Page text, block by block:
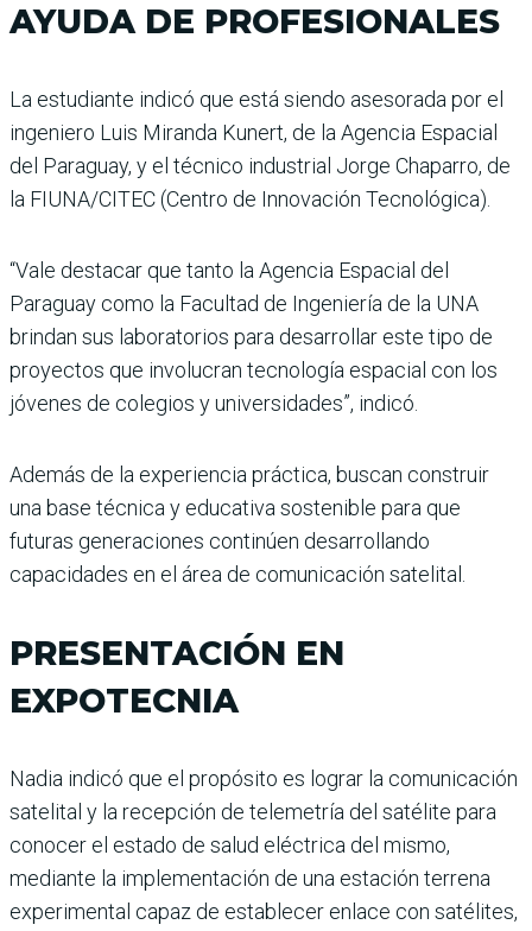
AYUDA DE PROFESIONALES
La estudiante indicó que está siendo asesorada por el
ingeniero Luis Miranda Kunert, de la Agencia Espacial
del Paraguay, y el técnico industrial Jorge Chaparro, de
la FIUNA/CITEC (Centro de Innovación Tecnológica).
“Vale destacar que tanto la Agencia Espacial del
Paraguay como la Facultad de Ingeniería de la UNA
brindan sus laboratorios para desarrollar este tipo de
proyectos que involucran tecnología espacial con los
jóvenes de colegios y universidades”, indicó.
Además de la experiencia práctica, buscan construir
una base técnica y educativa sostenible para que
futuras generaciones continúen desarrollando
capacidades en el área de comunicación satelital.
PRESENTACIÓN EN
EXPOTECNIA
Nadia indicó que el propósito es lograr la comunicación
satelital y la recepción de telemetría del satélite para
conocer el estado de salud eléctrica del mismo,
mediante la implementación de una estación terrena
experimental capaz de establecer enlace con satélites,